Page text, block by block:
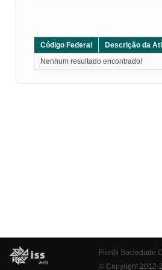
Código Federal Descrição da
Nenhum resultado encontrado!
Fiorilli Sociedade
© Copyright 2012-